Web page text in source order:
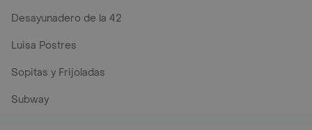
Desayunadero de la 42
Luisa Postres
Sopitas y Frijoladas
Subway